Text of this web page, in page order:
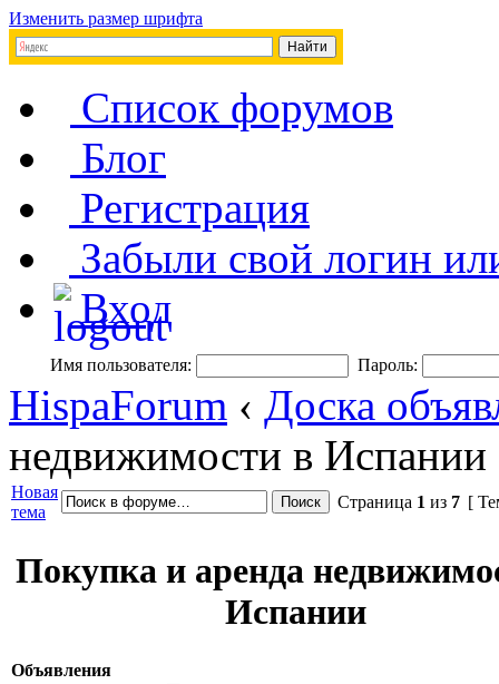
Изменить размер шрифта
Список форумов
Блог
Регистрация
Забыли свой логин
Вход
Имя пользователя: Пароль:
HispaForum ‹ Доска
недвижимости в Испании
Новая
тема
Страница 1 из 7 [
Покупка и аренда
Испании
Объявления